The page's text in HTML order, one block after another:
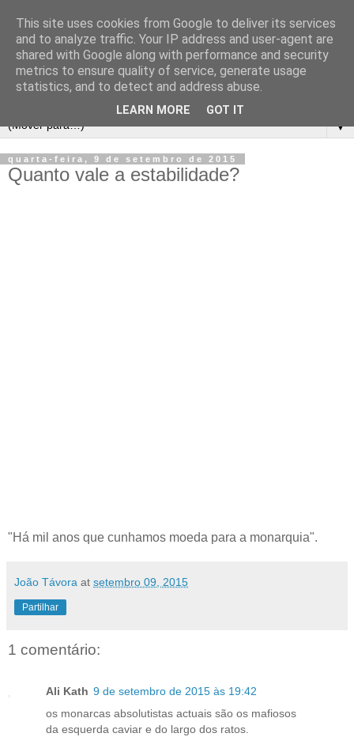
▼
quarta-feira, 9 de setembro de 2015
Quanto vale a estabilidade?
"Há mil anos que cunhamos moeda para a monarquia".
João Távora at setembro 09, 2015
Partilhar
1 comentário:
Ali Kath 9 de setembro de 2015 às 19:42
os monarcas absolutistas actuais são os mafiosos
da esquerda caviar e do largo dos ratos.
This site uses cookies from Google to deliver its services
and to analyze traffic. Your IP address and user-agent are
shared with Google along with performance and security
metrics to ensure quality of service, generate usage
statistics, and to detect and address abuse.
LEARN MORE GOT IT